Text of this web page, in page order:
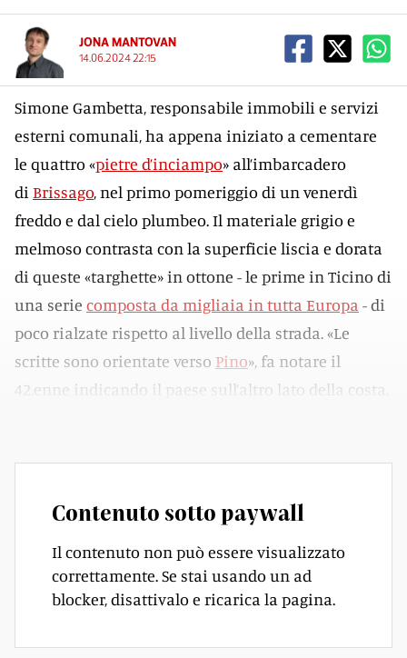
JONA MANTOVAN
14.06.2024 22:15
Simone Gambetta, responsabile immobili e servizi
esterni comunali, ha appena iniziato a cementare
le quattro «pietre d’inciampo» all’imbarcadero
di Brissago, nel primo pomeriggio di un venerdì
freddo e dal cielo plumbeo. Il materiale grigio e
melmoso contrasta con la superficie liscia e dorata
di queste «targhette» in ottone - le prime in Ticino di
una serie composta da migliaia in tutta Europa - di
poco rialzate rispetto al livello della strada. «Le
scritte sono orientate verso Pino», fa notare il
42.enne indicando il paese sull’altro lato della costa,
Contenuto sotto paywall
Il contenuto non può essere visualizzato
correttamente. Se stai usando un ad
blocker, disattivalo e ricarica la pagina.